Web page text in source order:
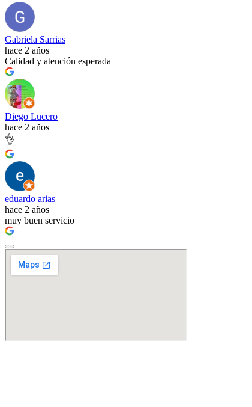
Gabriela Sarrias
hace 2 años
Calidad y atención esperada
Diego Lucero
hace 2 años
👌
eduardo arias
hace 2 años
muy buen servicio